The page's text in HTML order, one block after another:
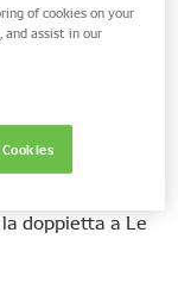
Hirakawa
previsti davanti
Kamui
doppietta a Le
of cookies on your
and assist in our